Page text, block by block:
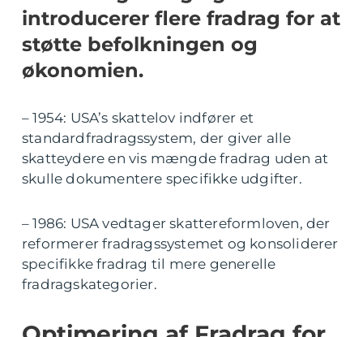
introducerer flere fradrag for at
støtte befolkningen og
økonomien.
– 1954: USA’s skattelov indfører et
standardfradragssystem, der giver alle
skatteydere en vis mængde fradrag uden at
skulle dokumentere specifikke udgifter.
– 1986: USA vedtager skattereformloven, der
reformerer fradragssystemet og konsoliderer
specifikke fradrag til mere generelle
fradragskategorier.